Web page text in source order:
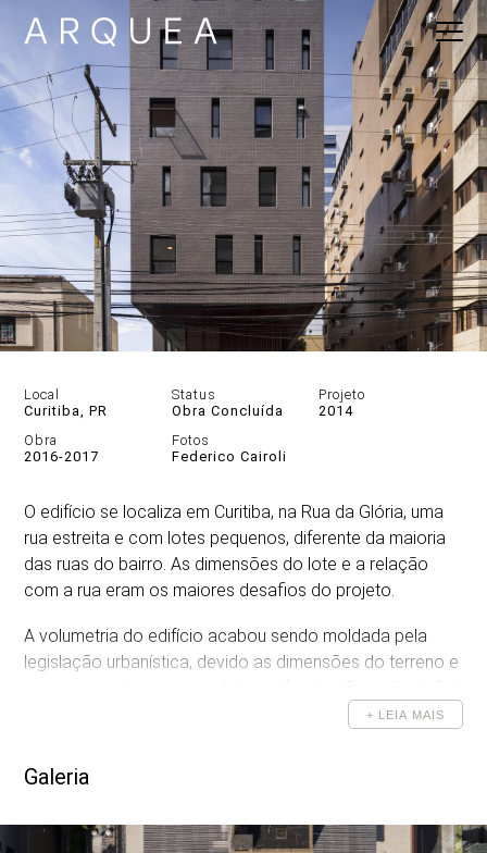
DESCRIÇÃO
GALERIA
DESENHOS
Local
Curitiba, PR
Status
Obra Concluída
Projeto
2014
Obra
2016-2017
Fotos
Federico Cairoli
O edifício se localiza em Curitiba, na Rua da Glória, uma
rua estreita e com lotes pequenos, diferente da maioria
das ruas do bairro. As dimensões do lote e a relação
com a rua eram os maiores desafios do projeto.
A volumetria do edifício acabou sendo moldada pela
legislação urbanística, devido as dimensões do terreno e
a presença de uma araucária nos fundos. O resultado foi
uma forma sólida e simples. A leveza e permeabilidade
As aberturas ritmadas funcionam como rasgos em um
O pavimento tipo é composto por dois apartamentos de
+ LEIA MAIS
Galeria